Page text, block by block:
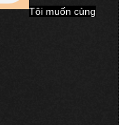
Tôi muốn cùng